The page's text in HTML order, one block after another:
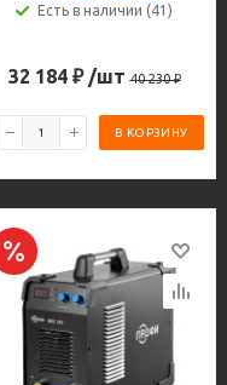
Есть в наличии (41)
32 184₽ /шт 40 230₽
В КОРЗИНУ